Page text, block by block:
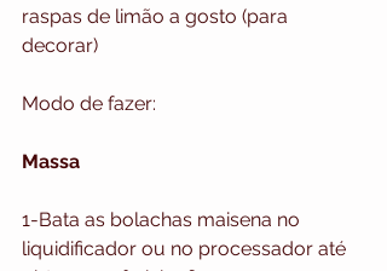
raspas de limão a gosto (para
decorar)
Modo de fazer:
Massa
1-Bata as bolachas maisena no
liquidificador ou no processador até